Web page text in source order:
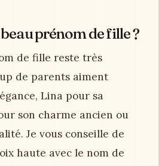
prénom de fille ?
de fille reste très
de parents aiment
Lina pour sa
son charme ancien ou
Je vous conseille de
haute avec le nom de